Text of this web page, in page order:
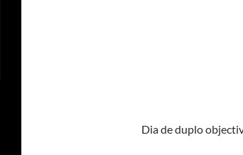
Dia de duplo